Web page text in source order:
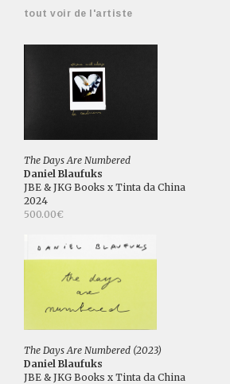
tout voir de l'artiste
The Days Are Numbered
Daniel Blaufuks
JBE & JKG Books x Tinta da China
2024
500.00€
The Days Are Numbered (2023)
Daniel Blaufuks
JBE & JKG Books x Tinta da China